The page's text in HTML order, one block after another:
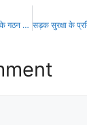
समस्तीपुर के पंचरूखी में बाल संसद के गठन के लिए आम सभा आयोजित!